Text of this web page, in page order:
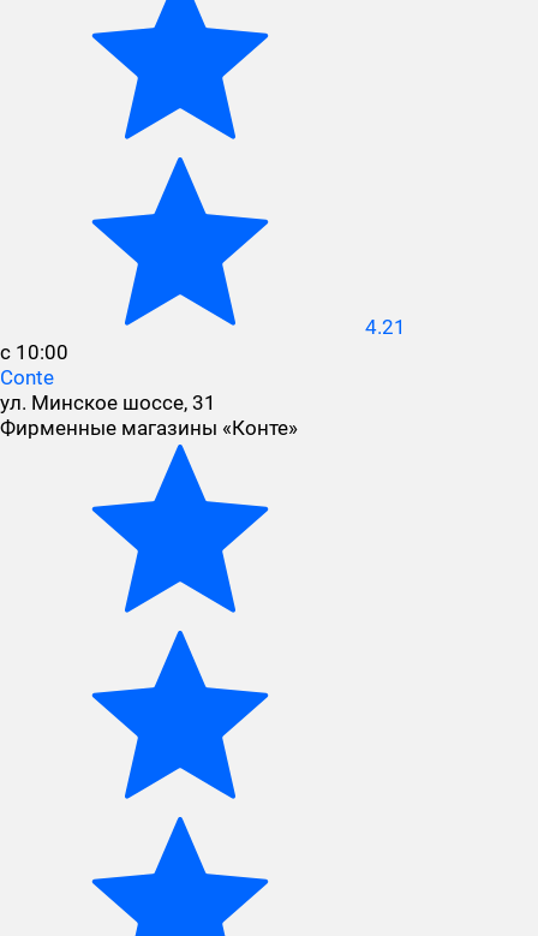
4.21
с 10:00
Conte
ул. Минское шоссе, 31
Фирменные магазины «Конте»